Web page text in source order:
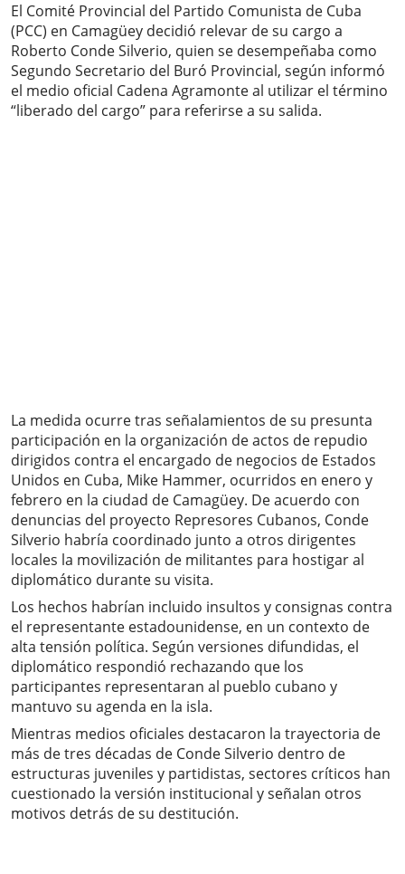
El Comité Provincial del Partido Comunista de Cuba
(PCC) en Camagüey decidió relevar de su cargo a
Roberto Conde Silverio, quien se desempeñaba como
Segundo Secretario del Buró Provincial, según informó
el medio oficial Cadena Agramonte al utilizar el término
“liberado del cargo” para referirse a su salida.
La medida ocurre tras señalamientos de su presunta
participación en la organización de actos de repudio
dirigidos contra el encargado de negocios de Estados
Unidos en Cuba, Mike Hammer, ocurridos en enero y
febrero en la ciudad de Camagüey. De acuerdo con
denuncias del proyecto Represores Cubanos, Conde
Silverio habría coordinado junto a otros dirigentes
locales la movilización de militantes para hostigar al
diplomático durante su visita.
Los hechos habrían incluido insultos y consignas contra
el representante estadounidense, en un contexto de
alta tensión política. Según versiones difundidas, el
diplomático respondió rechazando que los
participantes representaran al pueblo cubano y
mantuvo su agenda en la isla.
Mientras medios oficiales destacaron la trayectoria de
más de tres décadas de Conde Silverio dentro de
estructuras juveniles y partidistas, sectores críticos han
cuestionado la versión institucional y señalan otros
motivos detrás de su destitución.